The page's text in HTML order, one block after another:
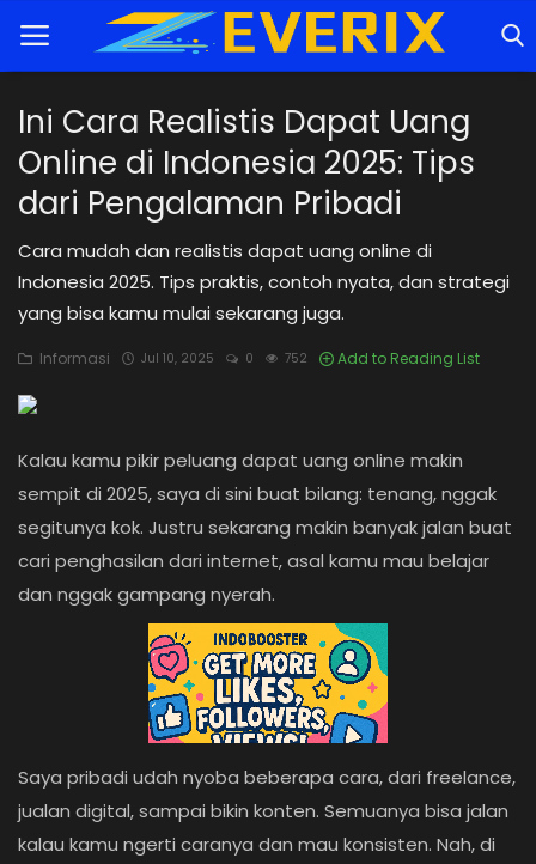
Home
Trik
Rekomendasi
Teknologi
Game
Login
Ini Cara Realistis Dapat Uang
Online di Indonesia 2025: Tips
dari Pengalaman Pribadi
Cara mudah dan realistis dapat uang online di
Indonesia 2025. Tips praktis, contoh nyata, dan strategi
yang bisa kamu mulai sekarang juga.
Informasi Jul 10, 2025 0 752 Add to Reading List
Kalau kamu pikir peluang dapat uang online makin
sempit di 2025, saya di sini buat bilang: tenang, nggak
segitunya kok. Justru sekarang makin banyak jalan buat
cari penghasilan dari internet, asal kamu mau belajar
dan nggak gampang nyerah.
Saya pribadi udah nyoba beberapa cara, dari freelance,
jualan digital, sampai bikin konten. Semuanya bisa jalan
kalau kamu ngerti caranya dan mau konsisten. Nah, di